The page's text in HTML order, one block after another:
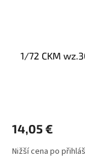
1/72 CKM
14,05 €
Nižší cena po